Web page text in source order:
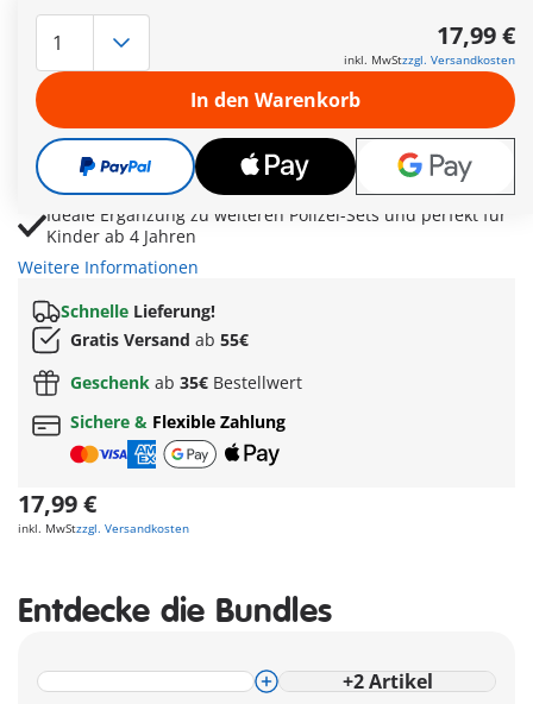
Warnschildern und Leitkegeln für spannende Einsätze
Nagelband stoppt flüchtige Ganoven und sorgt für
actionreiche Verfolgungsjagden
Polizeihund mit Hundebox, Leine, Futternapf und Marke
unterstützt die Verbrecherjagd
Enthält zwei Polizisten, Handschellen und Zubehör für
kreative Rollenspiele im Polizeialltag
Ideale Ergänzung zu weiteren Polizei-Sets und perfekt für
Kinder ab 4 Jahren
Weitere Informationen
Schnelle Lieferung!
Gratis Versand ab 55€
Geschenk ab 35€ Bestellwert
Sichere & Flexible Zahlung
17,99 €
inkl. MwStzzgl. Versandkosten
17,99 €
inkl. MwStzzgl. Versandkosten
In den Warenkorb
Entdecke die Bundles
+2 Artikel